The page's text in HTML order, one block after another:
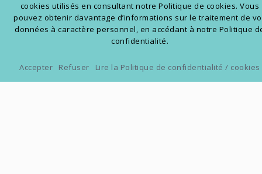
cookies utilisés en consultant notre Politique de cookies. Vous
pouvez obtenir davantage d’informations sur le traitement de
données à caractère personnel, en accédant à notre Politique
confidentialité.
Accepter Refuser Lire la Politique de confidentialité / cookies